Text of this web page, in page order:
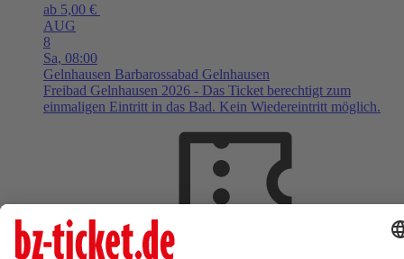
ab 5,00 €
AUG
8
Sa, 08:00
Gelnhausen Barbarossabad Gelnhausen
Freibad Gelnhausen 2026 - Das Ticket berechtigt zum
einmaligen Eintritt in das Bad. Kein Wiedereintritt möglich.
ab 5,00 €